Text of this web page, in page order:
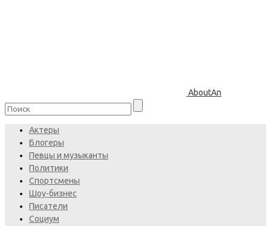
AboutAn
Актеры
Блогеры
Певцы и музыканты
Политики
Спортсмены
Шоу-бизнес
Писатели
Социум